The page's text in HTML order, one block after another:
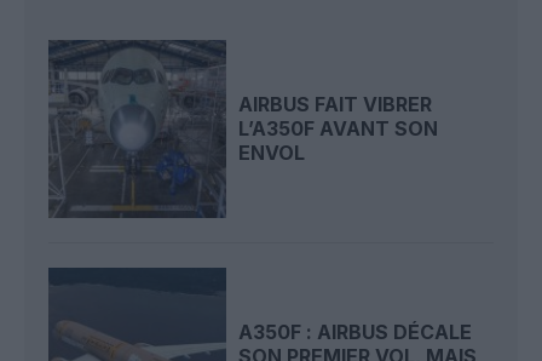
AIRBUS FAIT VIBRER
L’A350F AVANT SON
ENVOL
A350F : AIRBUS DÉCALE